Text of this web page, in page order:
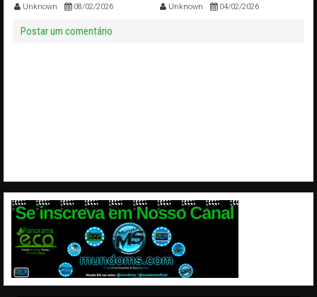
Unknown 08/02/2026 Unknown 04/02/2026
Postar um comentário